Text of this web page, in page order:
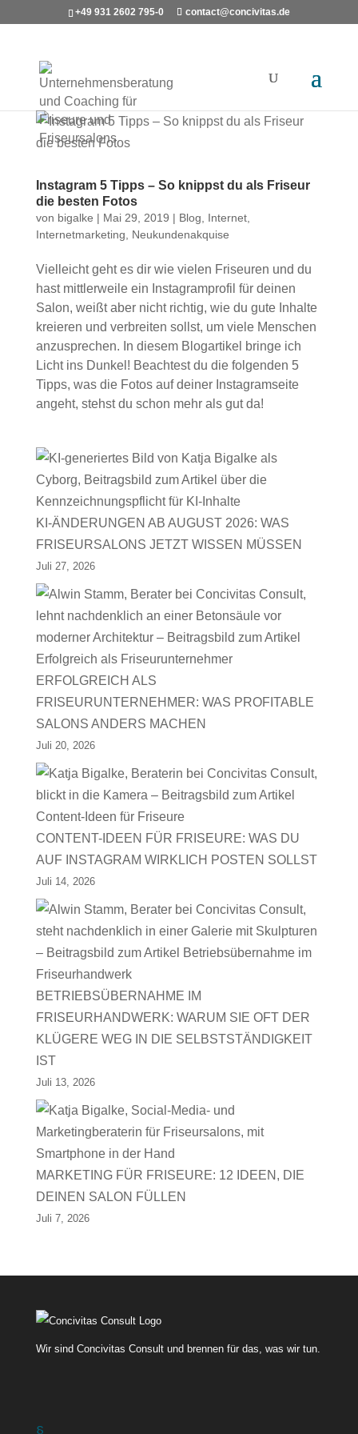
+49 931 2602 795-0 contact@concivitas.de
Instagram 5 Tipps – So knippst du als Friseur
die besten Fotos
von bigalke | Mai 29, 2019 | Blog Internet,
Internetmarketing
Neukundenakquise
Vielleicht geht es dir wie vielen Friseuren und du
hast mittlerweile ein Instagramprofil für deinen
Salon, weißt aber nicht richtig, wie du gute Inhalte
kreieren und verbreiten sollst, um viele Menschen
anzusprechen. In diesem Blogartikel bringe ich
Licht ins Dunkel! Beachtest du die folgenden 5
Tipps, was die Fotos auf deiner Instagramseite
angeht, stehst du schon mehr als gut da!
KI-ÄNDERUNGEN AB AUGUST 2026: WAS
FRISEURSALONS JETZT WISSEN MÜSSEN
Juli 27, 2026
ERFOLGREICH ALS
FRISEURUNTERNEHMER: WAS PROFITABLE
SALONS ANDERS MACHEN
Juli 20, 2026
CONTENT-IDEEN FÜR FRISEURE: WAS DU
AUF INSTAGRAM WIRKLICH POSTEN SOLLST
Juli 14, 2026
BETRIEBSÜBERNAHME IM
FRISEURHANDWERK: WARUM SIE OFT DER
KLÜGERE WEG IN DIE SELBSTSTÄNDIGKEIT
IST
Juli 13, 2026
MARKETING FÜR FRISEURE: 12 IDEEN, DIE
DEINEN SALON FÜLLEN
Juli 7, 2026
Wir sind Concivitas Consult und brennen für das, was wir tun.